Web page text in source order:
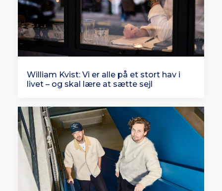
William Kvist: Vi er alle på et stort hav i
livet – og skal lære at sætte sejl